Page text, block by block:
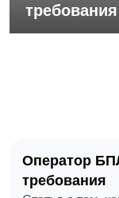
требования
Оператор
требования